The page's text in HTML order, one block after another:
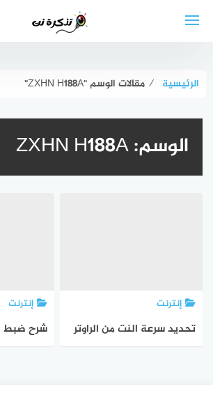
الرئيسية ⁄ مقالات الوسم "ZXHN H188A"
الوسم:ZXHN H188A
إنترنت
تحديد سرعة النت من الراوتر
إنترنت